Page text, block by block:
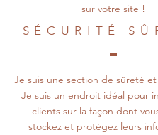
sur votre site !
SÉCURITÉ
Je suis une section de sûreté
Je suis un endroit idéal pour
clients sur la façon dont
stockez et protégez leurs